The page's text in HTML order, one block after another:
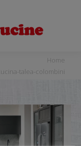
Home
talea-colombini